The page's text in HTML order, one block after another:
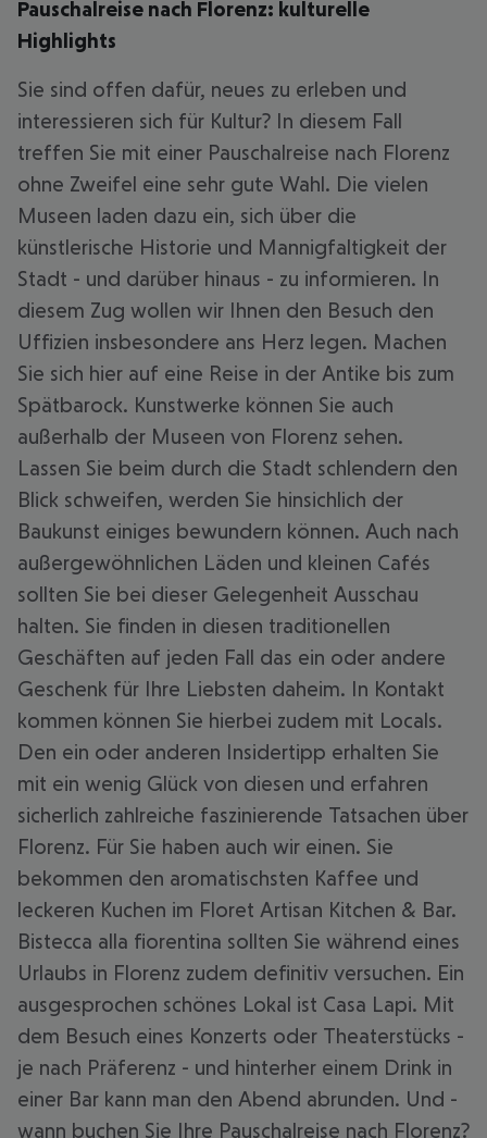
Pauschalreise nach Florenz: kulturelle
Highlights
Sie sind offen dafür, neues zu erleben und
interessieren sich für Kultur? In diesem Fall
treffen Sie mit einer Pauschalreise nach Florenz
ohne Zweifel eine sehr gute Wahl. Die vielen
Museen laden dazu ein, sich über die
künstlerische Historie und Mannigfaltigkeit der
Stadt - und darüber hinaus - zu informieren. In
diesem Zug wollen wir Ihnen den Besuch den
Uffizien insbesondere ans Herz legen. Machen
Sie sich hier auf eine Reise in der Antike bis zum
Spätbarock. Kunstwerke können Sie auch
außerhalb der Museen von Florenz sehen.
Lassen Sie beim durch die Stadt schlendern den
Blick schweifen, werden Sie hinsichlich der
Baukunst einiges bewundern können. Auch nach
außergewöhnlichen Läden und kleinen Cafés
sollten Sie bei dieser Gelegenheit Ausschau
halten. Sie finden in diesen traditionellen
Geschäften auf jeden Fall das ein oder andere
Geschenk für Ihre Liebsten daheim. In Kontakt
kommen können Sie hierbei zudem mit Locals.
Den ein oder anderen Insidertipp erhalten Sie
mit ein wenig Glück von diesen und erfahren
sicherlich zahlreiche faszinierende Tatsachen über
Florenz. Für Sie haben auch wir einen. Sie
bekommen den aromatischsten Kaffee und
leckeren Kuchen im Floret Artisan Kitchen & Bar.
Bistecca alla fiorentina sollten Sie während eines
Urlaubs in Florenz zudem definitiv versuchen. Ein
ausgesprochen schönes Lokal ist Casa Lapi. Mit
dem Besuch eines Konzerts oder Theaterstücks -
je nach Präferenz - und hinterher einem Drink in
einer Bar kann man den Abend abrunden. Und -
wann buchen Sie Ihre Pauschalreise nach Florenz?